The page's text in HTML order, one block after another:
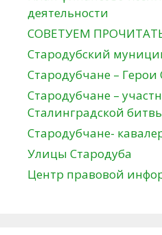
деятельности
СОВЕТУЕМ
Стародубский
Стародубчане – Герои
Стародубчане –
Сталинградской
Стародубчане-
Улицы Стародуба
Центр правовой